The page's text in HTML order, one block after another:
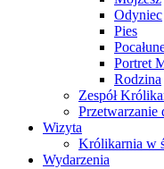
Odyniec
Pies
Portret
Rodzina
Zespół
Wizyta
Królikarnia w
Wydarzenia